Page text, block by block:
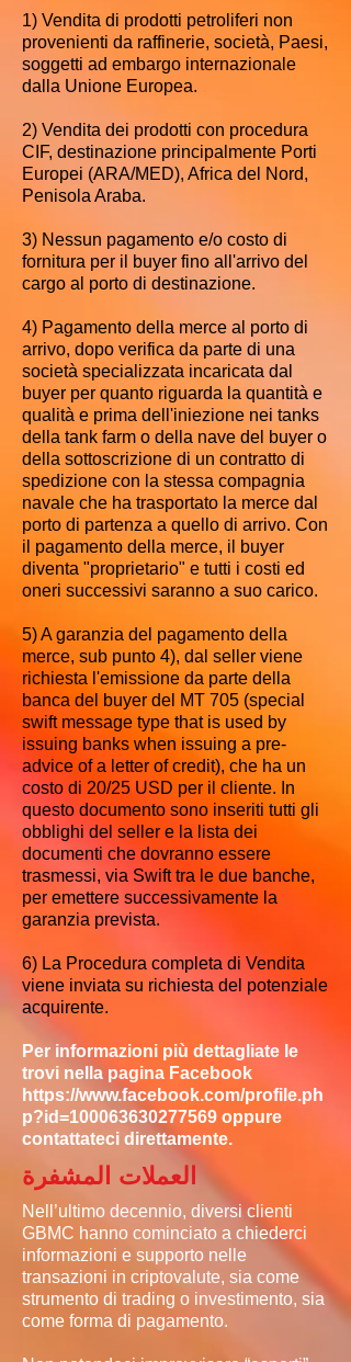
1) Vendita di prodotti petroliferi non
provenienti da raffinerie, società, Paesi,
soggetti ad embargo internazionale
dalla Unione Europea.
2) Vendita dei prodotti con procedura
CIF, destinazione principalmente Porti
Europei (ARA/MED), Africa del Nord,
Penisola Araba.
3) Nessun pagamento e/o costo di
fornitura per il buyer fino all'arrivo del
cargo al porto di destinazione.
4) Pagamento della merce al porto di
arrivo, dopo verifica da parte di una
società specializzata incaricata dal
buyer per quanto riguarda la quantità e
qualità e prima dell'iniezione nei tanks
della tank farm o della nave del buyer o
della sottoscrizione di un contratto di
spedizione con la stessa compagnia
navale che ha trasportato la merce dal
porto di partenza a quello di arrivo. Con
il pagamento della merce, il buyer
diventa "proprietario" e tutti i costi ed
oneri successivi saranno a suo carico.
5) A garanzia del pagamento della
merce, sub punto 4), dal seller viene
richiesta l'emissione da parte della
banca del buyer del MT 705 (special
swift message type that is used by
issuing banks when issuing a pre-
advice of a letter of credit), che ha un
costo di 20/25 USD per il cliente. In
questo documento sono inseriti tutti gli
obblighi del seller e la lista dei
documenti che dovranno essere
trasmessi, via Swift tra le due banche,
per emettere successivamente la
garanzia prevista.
6) La Procedura completa di Vendita
viene inviata su richiesta del potenziale
acquirente.
Per informazioni più dettagliate le
trovi nella pagina Facebook
https://www.facebook.com/profile.ph
p?id=100063630277569 oppure
contattateci direttamente.
العملات المشفرة
Nell’ultimo decennio, diversi clienti
GBMC hanno cominciato a chiederci
informazioni e supporto nelle
transazioni in criptovalute, sia come
strumento di trading o investimento, sia
come forma di pagamento.